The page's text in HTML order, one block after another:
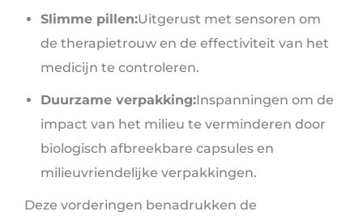
Slimme pillen:Uitgerust met sensoren om
de therapietrouw en de effectiviteit van het
medicijn te controleren.
Duurzame verpakking:Inspanningen om de
impact van het milieu te verminderen door
biologisch afbreekbare capsules en
milieuvriendelijke verpakkingen.
Deze vorderingen benadrukken de